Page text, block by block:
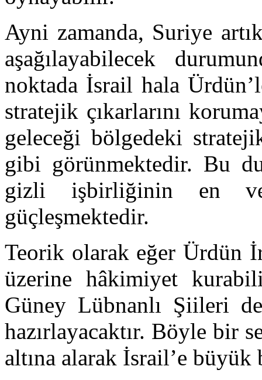
Ayni zamanda, Suriye
aşağılayabilecek
noktada İsrail hala
stratejik çıkarlarını
geleceği bölgedeki
gibi görünmektedir. Bu
gizli işbirliğinin en
güçleşmektedir.
Teorik olarak eğer Ürdün
üzerine hâkimiyet
Güney Lübnanlı Şiileri
hazırlayacaktır. Böyle bir
altına alarak İsrail’e